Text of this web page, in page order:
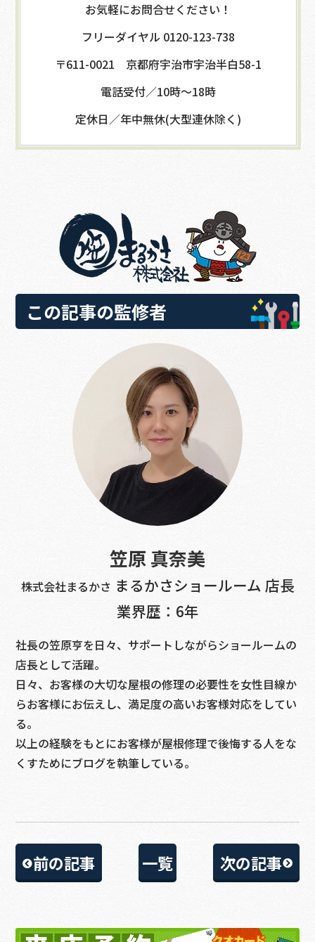
お気軽にお問合せください！
フリーダイヤル 0120-123-738
〒611-0021 京都府宇治市宇治半白58-1
電話受付／10時～18時
定休日／年中無休(大型連休除く)
この記事の監修者
笠原 真奈美
株式会社まるかさ まるかさショールーム 店長
業界歴：6年
社長の笠原亨を日々、サポートしながらショールームの
店長として活躍。
日々、お客様の大切な屋根の修理の必要性を女性目線か
らお客様にお伝えし、満足度の高いお客様対応をしてい
る。
以上の経験をもとにお客様が屋根修理で後悔する人をな
くすためにブログを執筆している。
前の記事 一覧 次の記事